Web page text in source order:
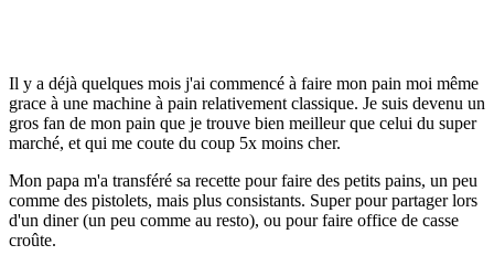
Il y a déjà quelques mois j'ai commencé à faire mon pain moi même
grace à une machine à pain relativement classique. Je suis devenu un
gros fan de mon pain que je trouve bien meilleur que celui du super
marché, et qui me coute du coup 5x moins cher.
Mon papa m'a transféré sa recette pour faire des petits pains, un peu
comme des pistolets, mais plus consistants. Super pour partager lors
d'un diner (un peu comme au resto), ou pour faire office de casse
croûte.